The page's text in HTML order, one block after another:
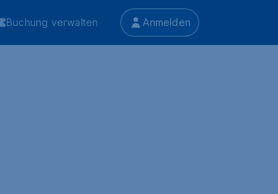
Buchung verwalten Anmelden